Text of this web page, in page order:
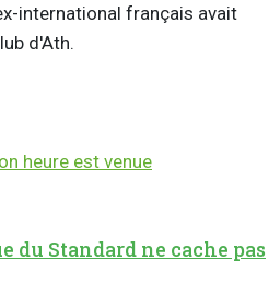
international français avait
d'Ath.
heure est venue
du Standard ne cache pas